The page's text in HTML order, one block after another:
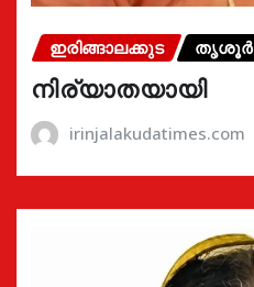
ഇരിങ്ങാലക്കുട തൃശൂർ
നിര്യാതയായി
irinjalakudatimes.com